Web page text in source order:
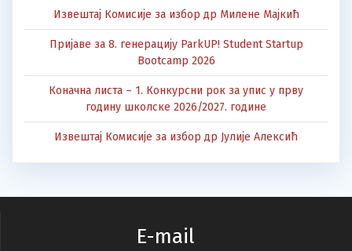
Извештај Комисије за избор др Милене Мајкић
Пријаве за 8. генерацију ParkUP! Student Startup
Bootcamp 2026
Коначна листа – 1. Конкурсни рок за упис у прву
годину школске 2026/2027. године
Извештај Комисије за избор др Јулије Алексић
E-mail